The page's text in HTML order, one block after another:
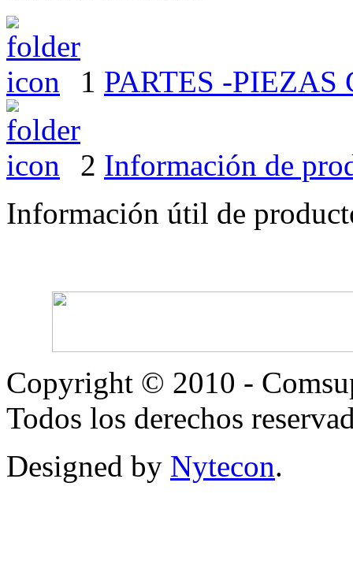
1 PARTES -
2 Información de
Información útil de
Copyright © 2010 -
Todos los derechos
Designed by Nytecon.